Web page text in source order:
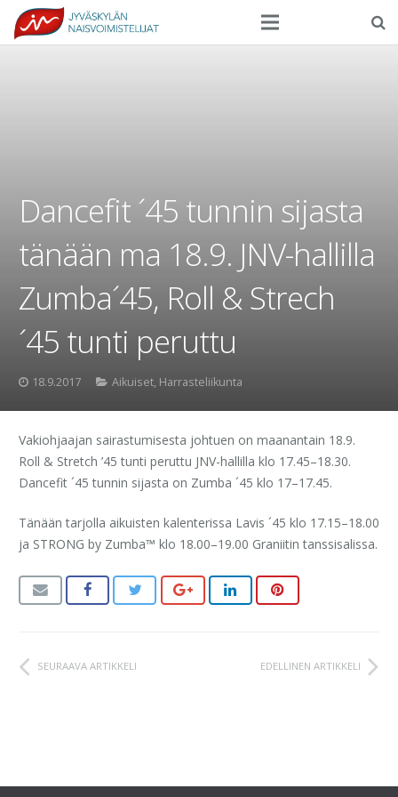
Ilmoittautuminen
Yhteystiedot
Dancefit ´45 tunnin sijasta
tänään ma 18.9. JNV-hallilla
Zumba´45, Roll & Strech
´45 tunti peruttu
18.9.2017 Aikuiset, Harrasteliikunta
Vakiohjaajan sairastumisesta johtuen on maanantain 18.9.
Roll & Stretch ’45 tunti peruttu JNV-hallilla klo 17.45–18.30.
Dancefit ´45 tunnin sijasta on Zumba ´45 klo 17–17.45.
Tänään tarjolla aikuisten kalenterissa Lavis ´45 klo 17.15–18.00
ja STRONG by Zumba™ klo 18.00–19.00 Graniitin tanssisalissa.
EDELLINEN ARTIKKELI
SEURAAVA ARTIKKELI